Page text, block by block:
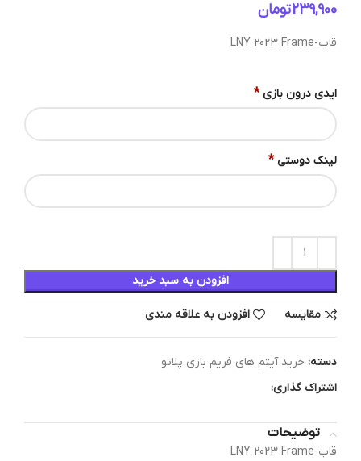
تومان
قاب-LNY 2023 Frame
ایدی درون بازی *
لینک دوستی *
افزودن به سبد خرید
مقایسه افزودن به علاقه مندی
دسته: خرید آیتم های فریم بازی پلاتو
اشتراک گذاری:
توضیحات
قاب-LNY 2023 Frame